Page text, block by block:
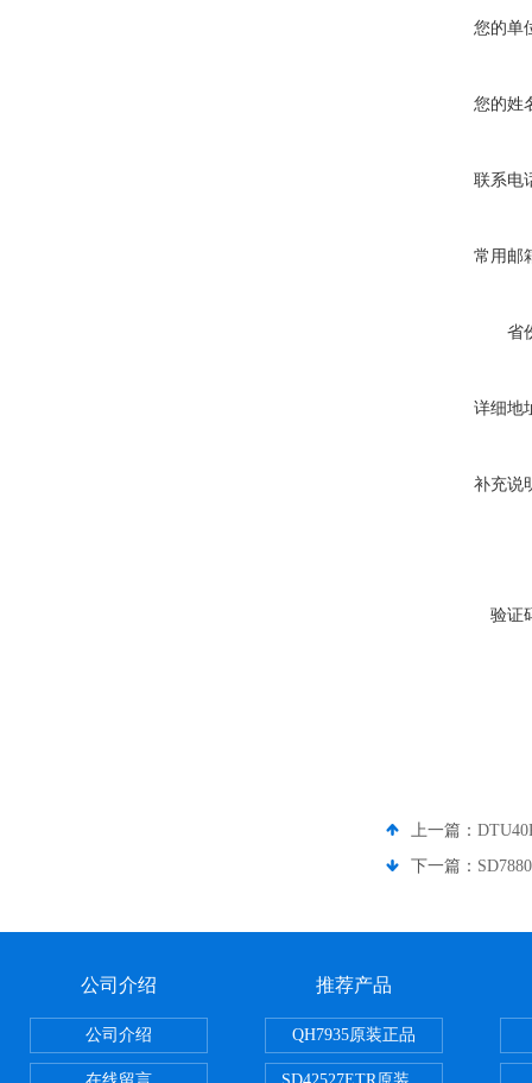
您的单
您的姓
联系电
常用邮
省
详细地
补充说
验证
上一篇：
下一篇：
公司介绍
公司介绍
推荐产品
QH7935原装正品